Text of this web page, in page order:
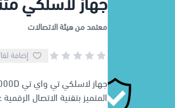
معتمد من هيئة الاتصالات
إضافة
المتميز بتقنية الاتصال